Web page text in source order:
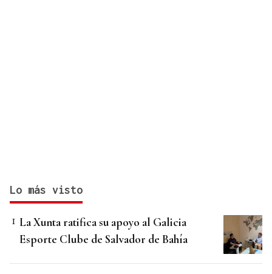
Lo más visto
La Xunta ratifica su apoyo al Galicia
Esporte Clube de Salvador de Bahía